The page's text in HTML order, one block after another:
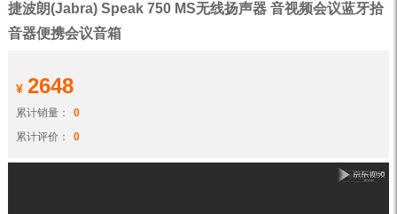
捷波朗(Jabra) Speak 750 MS无线扬声器 音视频会议蓝牙拾
音器便携会议音箱
¥ 2648
累计销量：
0
累计评价：
0